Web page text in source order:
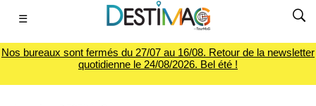
☰
Nos bureaux sont fermés du 27/07 au 16/08. Retour de la newsletter
quotidienne le 24/08/2026. Bel été !